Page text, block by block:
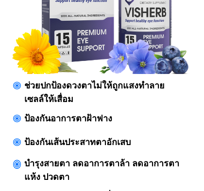
บำรุงสายตา ลดอาการตาล้า ลดอาการตา
แห้ง ปวดตา
ป้องกันเส้นประสาทตาอักเสบ
ช่วยปกป้องดวงตาไม่ให้ถูกแสงทำลาย
เซลล์ให้เสื่อม
ป้องกันอาการตาฝ้าฟาง